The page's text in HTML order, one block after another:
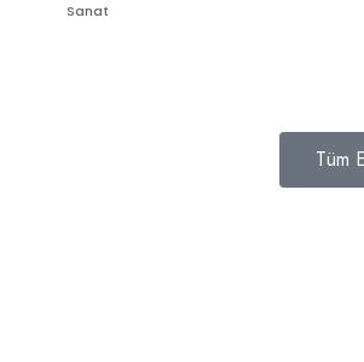
Sanat
Tüm